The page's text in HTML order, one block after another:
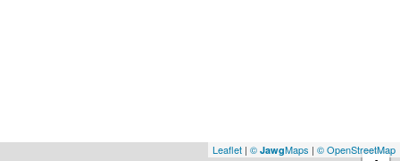
Leaflet | © JawgMaps | © OpenStreetMap